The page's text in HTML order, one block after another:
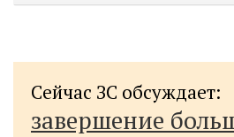
Сейчас ЗС обсуждает:
завершение